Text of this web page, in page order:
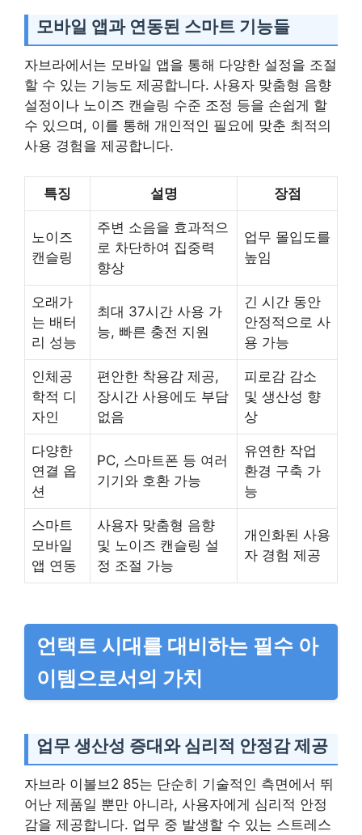
모바일 앱과 연동된 스마트 기능들
자브라에서는 모바일 앱을 통해 다양한 설정을 조절
할 수 있는 기능도 제공합니다. 사용자 맞춤형 음향
설정이나 노이즈 캔슬링 수준 조정 등을 손쉽게 할
수 있으며, 이를 통해 개인적인 필요에 맞춘 최적의
사용 경험을 제공합니다.
특징 설명 장점
노이즈
캔슬링
주변 소음을 효과적으
로 차단하여 집중력
향상
업무 몰입도를
높임
오래가
는 배터
리 성능
최대 37시간 사용 가
능, 빠른 충전 지원
긴 시간 동안
안정적으로 사
용 가능
인체공
학적 디
자인
편안한 착용감 제공,
장시간 사용에도 부담
없음
피로감 감소
및 생산성 향
상
다양한
연결 옵
션
PC, 스마트폰 등 여러
기기와 호환 가능
유연한 작업
환경 구축 가
능
스마트
모바일
앱 연동
사용자 맞춤형 음향
및 노이즈 캔슬링 설
정 조절 가능
개인화된 사용
자 경험 제공
언택트 시대를 대비하는 필수 아
이템으로서의 가치
업무 생산성 증대와 심리적 안정감 제공
자브라 이볼브2 85는 단순히 기술적인 측면에서 뛰
어난 제품일 뿐만 아니라, 사용자에게 심리적 안정
감을 제공합니다. 업무 중 발생할 수 있는 스트레스